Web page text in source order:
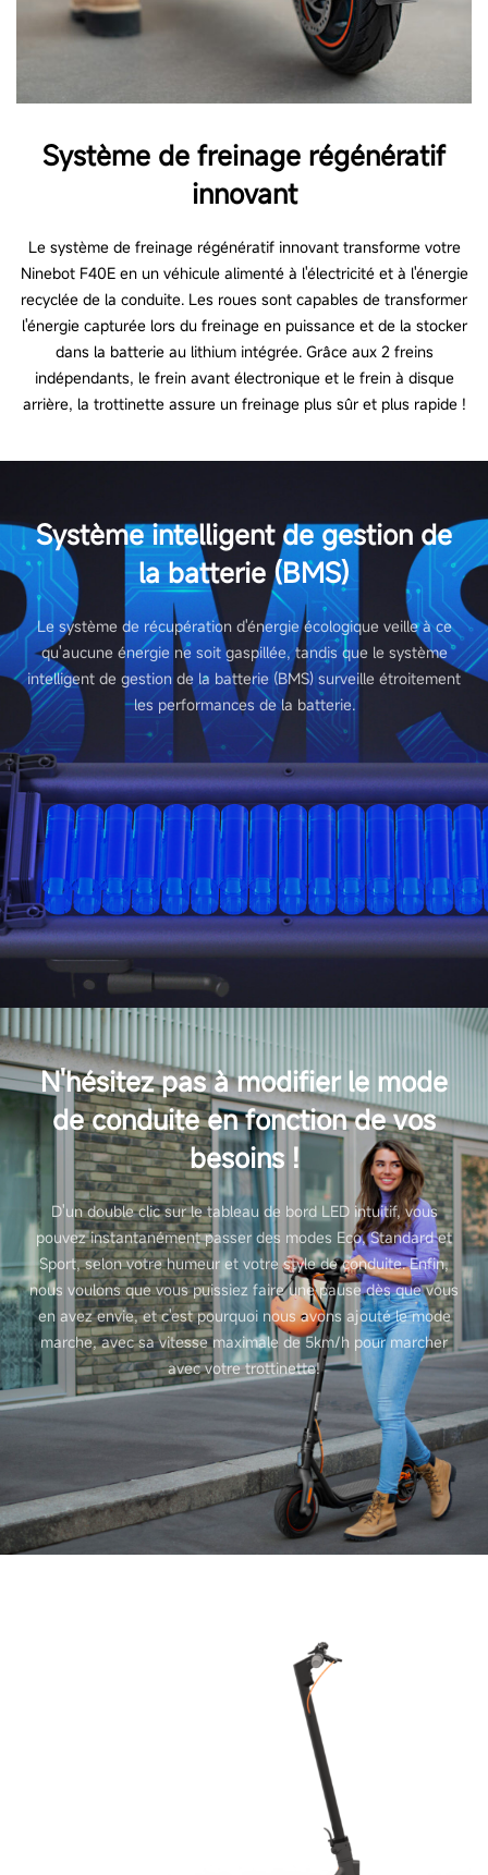
Système de freinage régénératif
innovant
Le système de freinage régénératif innovant transforme votre
Ninebot F40E en un véhicule alimenté à l'électricité et à l'énergie
recyclée de la conduite. Les roues sont capables de transformer
l'énergie capturée lors du freinage en puissance et de la stocker
dans la batterie au lithium intégrée. Grâce aux 2 freins
indépendants, le frein avant électronique et le frein à disque
arrière, la trottinette assure un freinage plus sûr et plus rapide !
Système intelligent de gestion de
la batterie (BMS)
Le système de récupération d'énergie écologique veille à ce
qu'aucune énergie ne soit gaspillée, tandis que le système
intelligent de gestion de la batterie (BMS) surveille étroitement
les performances de la batterie.
N'hésitez pas à modifier le mode
de conduite en fonction de vos
besoins !
D'un double clic sur le tableau de bord LED intuitif, vous
pouvez instantanément passer des modes Eco, Standard et
Sport, selon votre humeur et votre style de conduite. Enfin,
nous voulons que vous puissiez faire une pause dès que vous
en avez envie, et c'est pourquoi nous avons ajouté le mode
marche, avec sa vitesse maximale de 5km/h pour marcher
avec votre trottinette!